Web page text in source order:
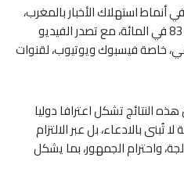
أنماط استهلاك الأخبار بالمغرب،
حيث يتجاوز الجمهور الرقمي نسبة 83 في المائة، مع تصدر الفيديو
خاصة فيسبوك ويوتيوب، لقنوات
الإدارة العامة لميدي1 أن هذه النتائج تشكل اعترافا دوليا
بالادعاء، بل عبر الالتزام
واحترام الجمهور، بما يشكل